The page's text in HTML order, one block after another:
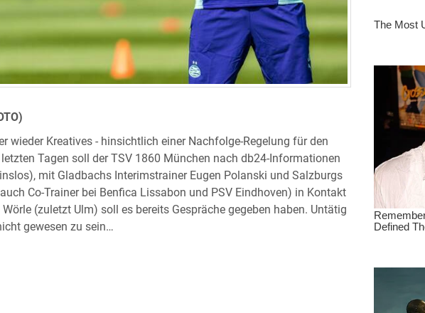
wieder Kreatives - hinsichtlich einer Nachfolge-Regelung für den
Tagen soll der TSV 1860 München nach db24-Informationen
mit Gladbachs Interimstrainer Eugen Polanski und Salzburgs
Co-Trainer bei Benfica Lissabon und PSV Eindhoven) in Kontakt
(zuletzt Ulm) soll es bereits Gespräche gegeben haben. Untätig
gewesen zu sein…